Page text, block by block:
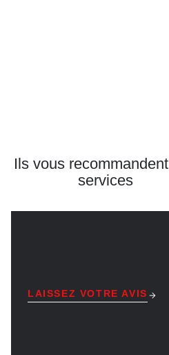
Ils vous recommandent
services
LAISSEZ VOTRE AVIS